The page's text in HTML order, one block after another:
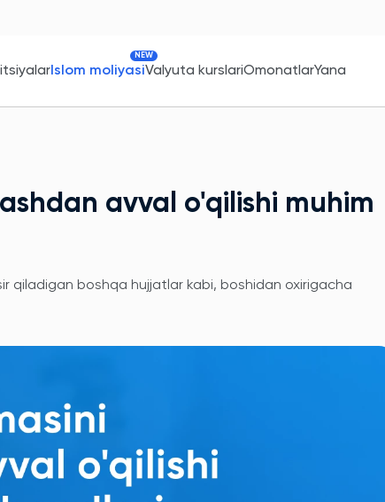
Islom moliyasi
NEW
Valyuta kurslariOmonatlarYana
avval o'qilishi muhim
qiladigan boshqa hujjatlar kabi, boshidan oxirigacha